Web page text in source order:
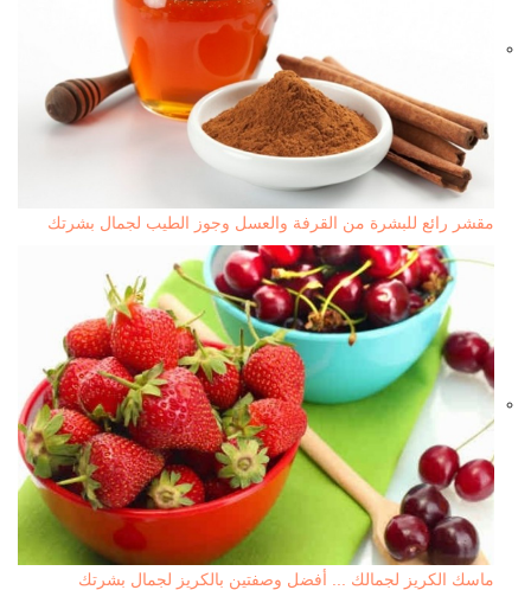
مقشر رائع للبشرة من القرفة والعسل وجوز الطيب لجمال بشرتك
ماسك الكريز لجمالك ... أفضل وصفتين بالكريز لجمال بشرتك